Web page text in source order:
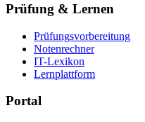
Prüfung & Lernen
Prüfungsvorbereitung
Notenrechner
IT-Lexikon
Lernplattform
Portal